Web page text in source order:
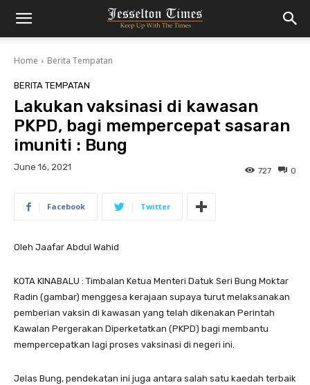
Home Berita Tempatan
BERITA TEMPATAN
Lakukan vaksinasi di kawasan
PKPD, bagi mempercepat sasaran
imuniti : Bung
June 16, 2021 0
727
Facebook Twitter
Oleh Jaafar Abdul Wahid
KOTA KINABALU : Timbalan Ketua Menteri Datuk Seri Bung Moktar
Radin (gambar) menggesa kerajaan supaya turut melaksanakan
pemberian vaksin di kawasan yang telah dikenakan Perintah
Kawalan Pergerakan Diperketatkan (PKPD) bagi membantu
mempercepatkan lagi proses vaksinasi di negeri ini.
Jelas Bung, pendekatan ini juga antara salah satu kaedah terbaik